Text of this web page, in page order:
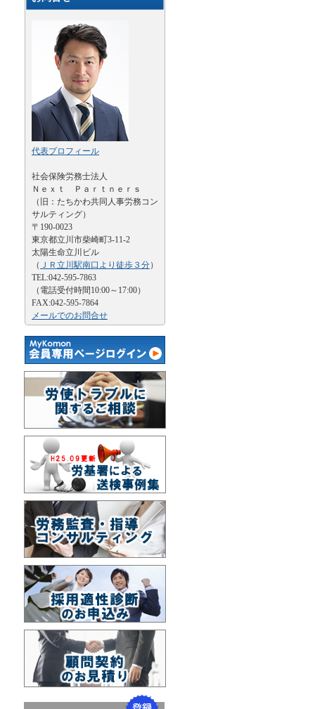
代表プロフィール
社会保険労務士法人
Ｎｅｘｔ Ｐａｒｔｎｅｒｓ
（旧：たちかわ共同人事労務コン
サルティング）
〒190-0023
東京都立川市柴崎町3-11-2
太陽生命立川ビル
（ ＪＲ立川駅南口より徒歩３分）
TEL:042-595-7863
（電話受付時間10:00～17:00）
FAX:042-595-7864
メールでのお問合せ